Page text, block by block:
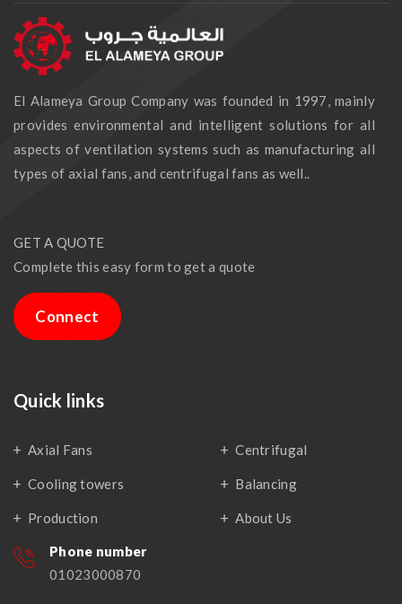
El Alameya Group Company was founded in 1997, mainly
provides environmental and intelligent solutions for all
aspects of ventilation systems such as manufacturing all
types of axial fans, and centrifugal fans as well..
GET A QUOTE
Complete this easy form to get a quote
Connect
Quick links
Axial Fans Centrifugal
Cooling towers Balancing
Production About Us
Phone number
01023000870